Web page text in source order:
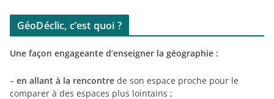
GéoDéclic, c’est quoi ?
Une façon engageante d’enseigner la géographie :
– en allant à la rencontre de son espace proche pour le
comparer à des espaces plus lointains ;